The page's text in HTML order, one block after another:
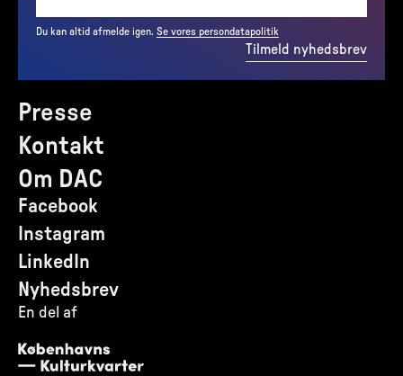
Presse
Kontakt
Om DAC
Facebook
Instagram
LinkedIn
Nyhedsbrev
En del af
Du kan altid afmelde igen. Se vores persondatapolitik
Tilmeld nyhedsbrev